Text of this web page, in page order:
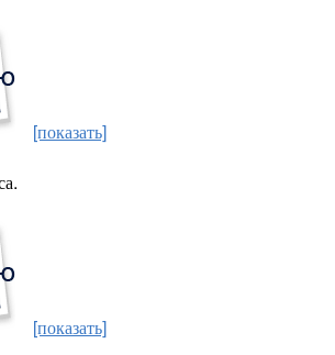
[показать]
[показать]